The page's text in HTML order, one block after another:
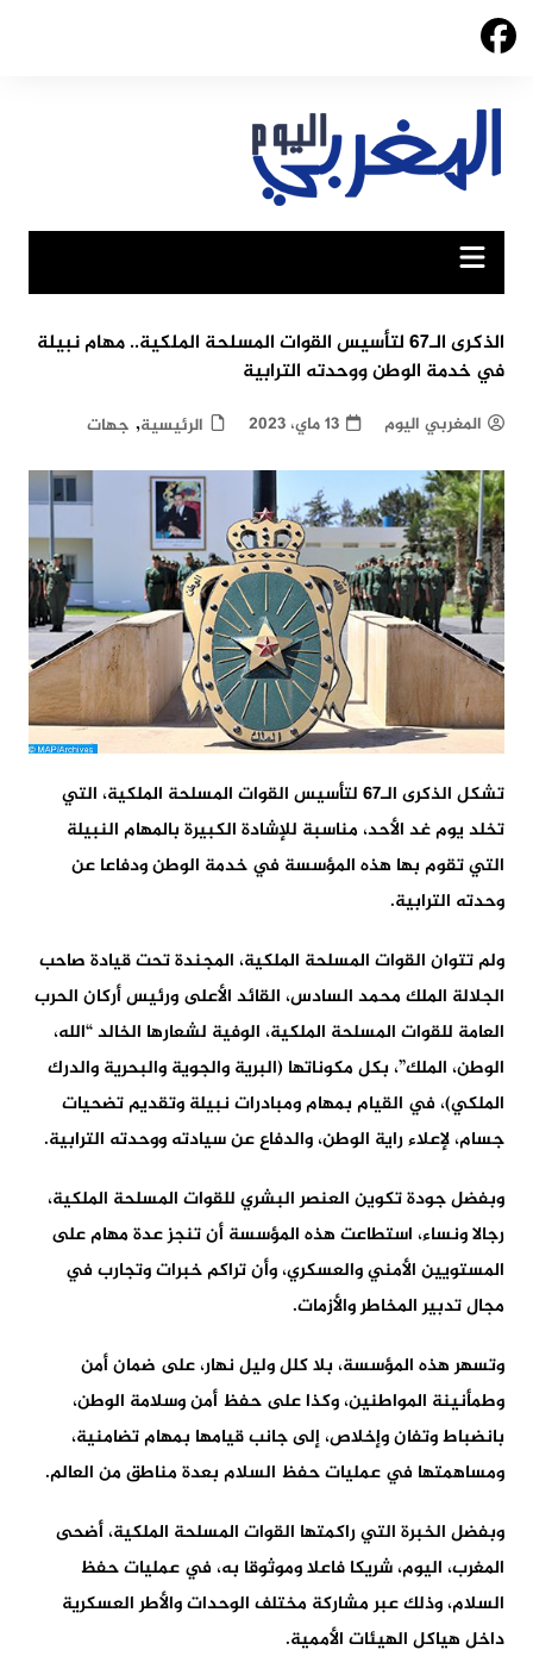
Skip
الذكرى الـ67 لتأسيس القوات المسلحة الملكية.. مهام نبيلة
في خدمة الوطن ووحدته الترابية
المغربي اليوم 13 ماي، 2023 الرئيسية, جهات
تشكل الذكرى الـ67 لتأسيس القوات المسلحة الملكية، التي
تخلد يوم غد الأحد، مناسبة للإشادة الكبيرة بالمهام النبيلة
التي تقوم بها هذه المؤسسة في خدمة الوطن ودفاعا عن
وحدته الترابية.
ولم تتوان القوات المسلحة الملكية، المجندة تحت قيادة صاحب
الجلالة الملك محمد السادس، القائد الأعلى ورئيس أركان الحرب
العامة للقوات المسلحة الملكية، الوفية لشعارها الخالد “الله،
الوطن، الملك”، بكل مكوناتها (البرية والجوية والبحرية والدرك
الملكي)، في القيام بمهام ومبادرات نبيلة وتقديم تضحيات
جسام، لإعلاء راية الوطن، والدفاع عن سيادته ووحدته الترابية.
وبفضل جودة تكوين العنصر البشري للقوات المسلحة الملكية،
رجالا ونساء، استطاعت هذه المؤسسة أن تنجز عدة مهام على
المستويين الأمني والعسكري، وأن تراكم خبرات وتجارب في
مجال تدبير المخاطر والأزمات.
وتسهر هذه المؤسسة، بلا كلل وليل نهار، على ضمان أمن
وطمأنينة المواطنين، وكذا على حفظ أمن وسلامة الوطن،
بانضباط وتفان وإخلاص، إلى جانب قيامها بمهام تضامنية،
ومساهمتها في عمليات حفظ السلام بعدة مناطق من العالم.
وبفضل الخبرة التي راكمتها القوات المسلحة الملكية، أضحى
المغرب، اليوم، شريكا فاعلا وموثوقا به، في عمليات حفظ
السلام، وذلك عبر مشاركة مختلف الوحدات والأطر العسكرية
داخل هياكل الهيئات الأممية.